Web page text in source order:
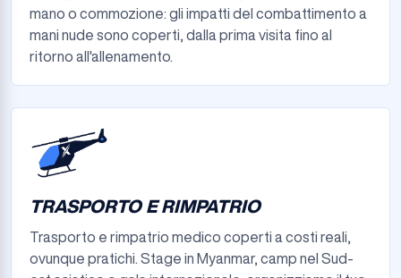
mano o commozione: gli impatti del combattimento a
mani nude sono coperti, dalla prima visita fino al
ritorno all'allenamento.
TRASPORTO E RIMPATRIO
Trasporto e rimpatrio medico coperti a costi reali,
ovunque pratichi. Stage in Myanmar, camp nel Sud-